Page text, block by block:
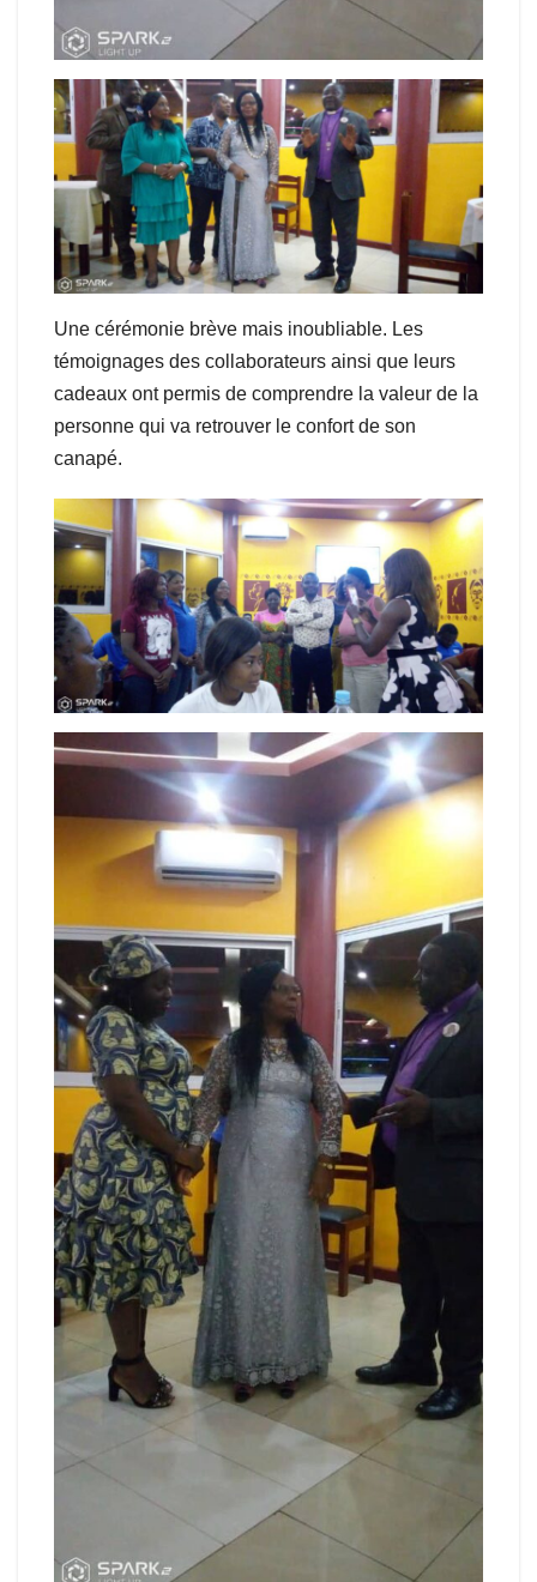
Une cérémonie brève mais inoubliable. Les
témoignages des collaborateurs ainsi que leurs
cadeaux ont permis de comprendre la valeur de la
personne qui va retrouver le confort de son
canapé.